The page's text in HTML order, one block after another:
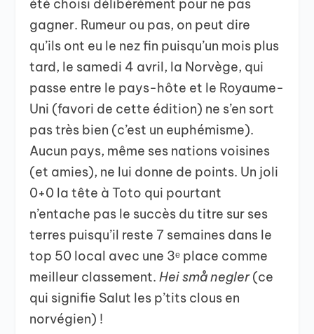
été choisi délibérément pour ne pas
gagner. Rumeur ou pas, on peut dire
qu’ils ont eu le nez fin puisqu’un mois plus
tard, le samedi 4 avril, la Norvège, qui
passe entre le pays-hôte et le Royaume-
Uni (favori de cette édition) ne s’en sort
pas très bien (c’est un euphémisme).
Aucun pays, même ses nations voisines
(et amies), ne lui donne de points. Un joli
0+0 la tête à Toto qui pourtant
n’entache pas le succès du titre sur ses
terres puisqu’il reste 7 semaines dans le
top 50 local avec une 3ᵉ place comme
meilleur classement.Hei små negler(ce
qui signifie Salut les p’tits clous en
norvégien) !